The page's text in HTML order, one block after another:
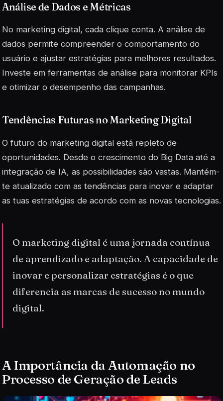
Análise de Dados e Métricas
No marketing digital, cada clique conta. A análise de
dados permite compreender o comportamento do
usuário e ajustar estratégias para melhores resultados.
Investe em ferramentas de análise para monitorar KPIs
e otimizar o desempenho das campanhas.
Tendências Futuras no Marketing Digital
O futuro do marketing digital está repleto de
oportunidades. Desde o crescimento do Big Data até a
integração de IA, as possibilidades são vastas. Mantém-
te atualizado com as tendências para inovar e adaptar
as tuas estratégias de acordo com as novas tecnologias.
O marketing digital é uma jornada contínua
de aprendizado e adaptação. A capacidade de
inovar e personalizar estratégias é o que
diferencia as marcas de sucesso no mundo
digital.
A Importância da Automação no
Processo de Geração de Leads